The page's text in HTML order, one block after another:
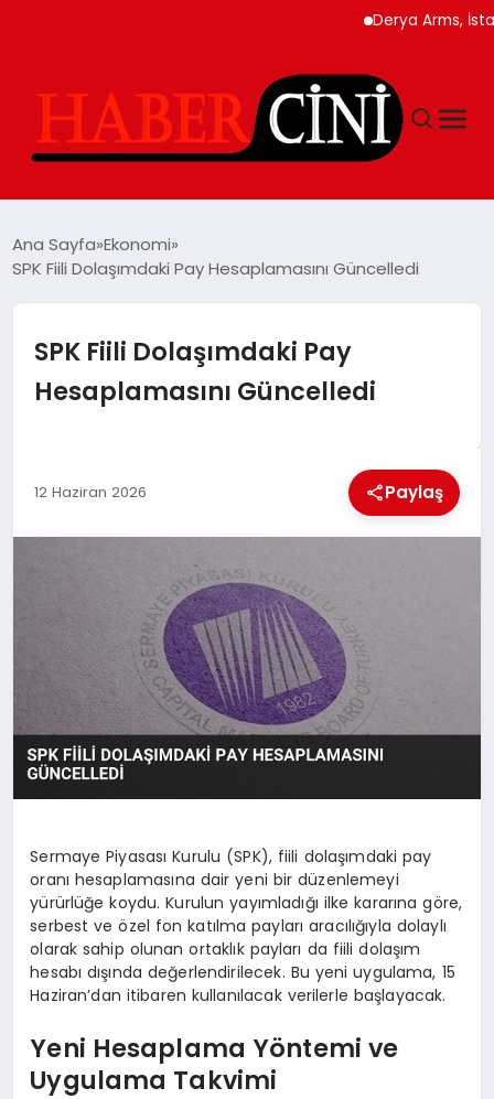
Derya Arms,
GÜNCEL
MAGAZIN
EKONOMI
YEREL HABERLER
GÜNDEM
Ana Sayfa Ekonomi
SPK Fiili Dolaşımdaki Pay Hesaplamasını Güncelledi
SPK Fiili Dolaşımdaki Pay
Hesaplamasını Güncelledi
12 Haziran 2026 Paylaş
Sermaye Piyasası Kurulu (SPK), fiili dolaşımdaki pay
oranı hesaplamasına dair yeni bir düzenlemeyi
yürürlüğe koydu. Kurulun yayımladığı ilke kararına göre,
serbest ve özel fon katılma payları aracılığıyla dolaylı
olarak sahip olunan ortaklık payları da fiili dolaşım
hesabı dışında değerlendirilecek. Bu yeni uygulama, 15
Haziran’dan itibaren kullanılacak verilerle başlayacak.
Yeni Hesaplama Yöntemi ve
Uygulama Takvimi